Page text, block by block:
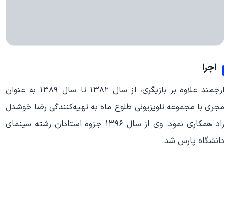
اجرا
ارجمند علاوه بر بازیگری، از سال ۱۳۸۲ تا سال ۱۳۸۹ به عنوان
مجری با مجموعه تلویزیونی طلوع ماه به تهیه‌کنندگی رضا خوشدل
راد همکاری نمود. وی از سال ۱۳۹۶ جزوه استادان رشته سینمای
دانشگاه پارس شد.